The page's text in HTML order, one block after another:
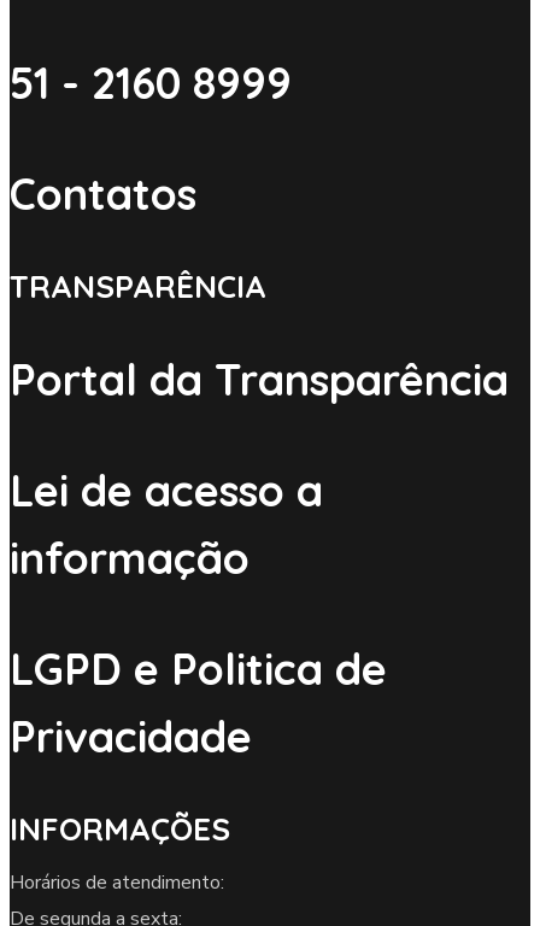
51 - 2160 8999
Contatos
TRANSPARÊNCIA
Portal da Transparência
Lei de acesso a
informação
LGPD e Politica de
Privacidade
INFORMAÇÕES
Horários de atendimento:
De segunda a sexta: